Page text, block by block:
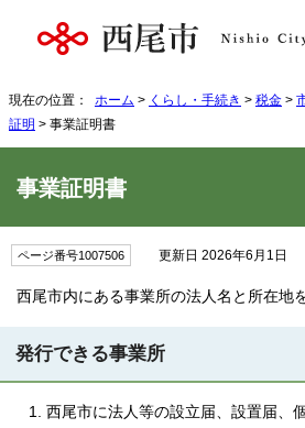
現在の位置： ホーム > くらし・手続き > 税金 >
証明 > 事業証明書
事業証明書
ページ番号1007506 更新日 2026年6月1日
西尾市内にある事業所の法人名と所在地
発行できる事業所
西尾市に法人等の設立届、設置届、